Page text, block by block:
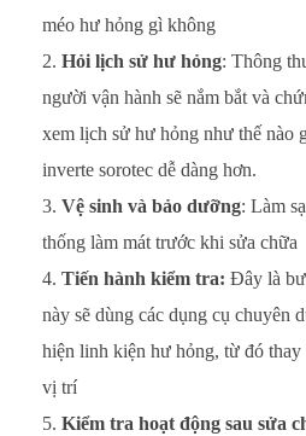
méo hư hỏng gì không
Hỏi lịch sử hư hỏng: Thông
người vận hành sẽ nắm bắt và
xem lịch sử hư hỏng như thế nào
inverte sorotec dễ dàng hơn.
Vệ sinh và bảo dưỡng: Làm
thống làm mát trước khi sửa chữa
Tiến hành kiểm tra: Đây là
này sẽ dùng các dụng cụ chuyên
hiện linh kiện hư hỏng, từ đó
vị trí
Kiểm tra hoạt động sau sửa